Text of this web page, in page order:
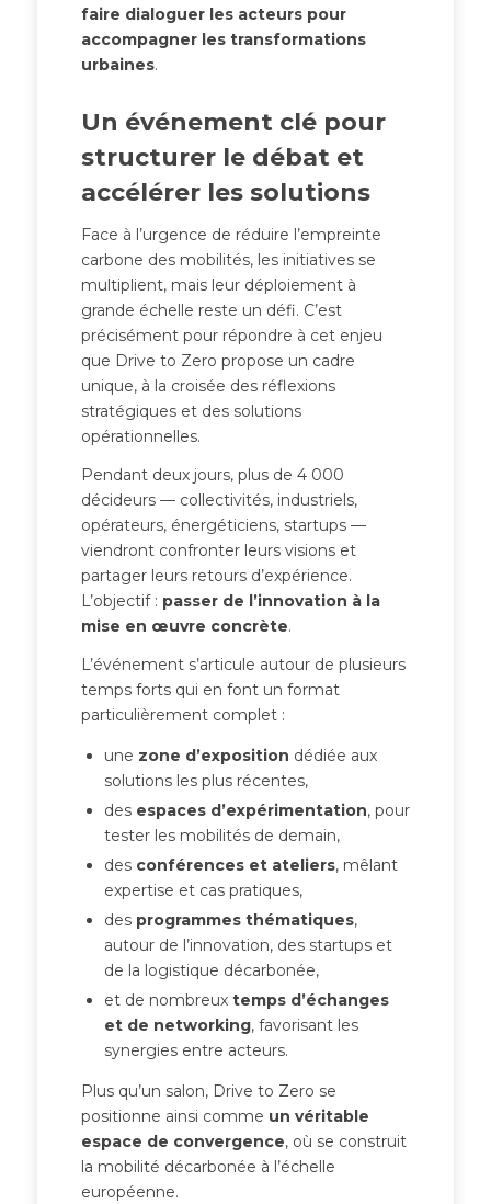
faire dialoguer les acteurs pour
accompagner les transformations
urbaines.
Un événement clé pour
structurer le débat et
accélérer les solutions
Face à l’urgence de réduire l’empreinte
carbone des mobilités, les initiatives se
multiplient, mais leur déploiement à
grande échelle reste un défi. C’est
précisément pour répondre à cet enjeu
que Drive to Zero propose un cadre
unique, à la croisée des réflexions
stratégiques et des solutions
opérationnelles.
Pendant deux jours, plus de 4 000
décideurs — collectivités, industriels,
opérateurs, énergéticiens, startups —
viendront confronter leurs visions et
partager leurs retours d’expérience.
L’objectif : passer de l’innovation à la
mise en œuvre concrète.
L’événement s’articule autour de plusieurs
temps forts qui en font un format
particulièrement complet :
une zone d’exposition dédiée aux
solutions les plus récentes,
des espaces d’expérimentation, pour
tester les mobilités de demain,
des conférences et ateliers, mêlant
expertise et cas pratiques,
des programmes thématiques,
autour de l’innovation, des startups et
de la logistique décarbonée,
et de nombreux temps d’échanges
et de networking, favorisant les
synergies entre acteurs.
Plus qu’un salon, Drive to Zero se
positionne ainsi comme un véritable
espace de convergence, où se construit
la mobilité décarbonée à l’échelle
européenne.